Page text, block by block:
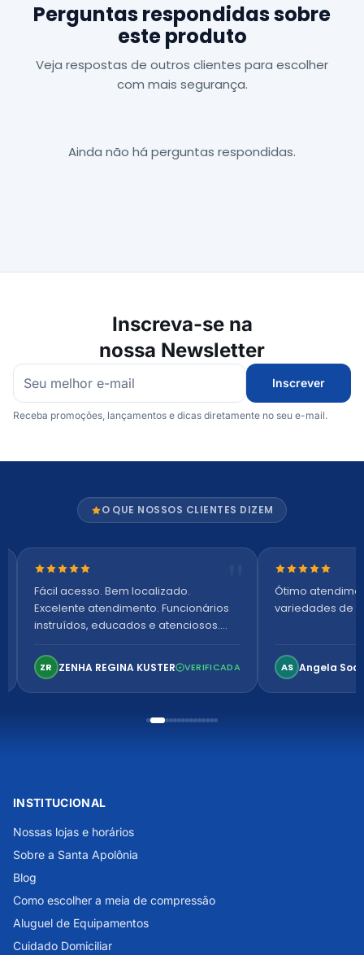
Perguntas respondidas sobre
este produto
Veja respostas de outros clientes para escolher
com mais segurança.
Ainda não há perguntas respondidas.
Inscreva-se na
nossa Newsletter
Inscrever
Receba promoções, lançamentos e dicas diretamente no seu e-mail.
O QUE NOSSOS CLIENTES DIZEM
Nota 5 de 5 estrelas
Fácil acesso. Bem localizado.
Excelente atendimento. Funcionários
instruídos, educados e atenciosos.
confortável. Perfeito!
ZR ZENHA REGINA KUSTER VERIFICADA
Nota 5 de 5
Ótimo
variedades de
AS Angela
INSTITUCIONAL
Nossas lojas e horários
Sobre a Santa Apolônia
Blog
Como escolher a meia de compressão
Aluguel de Equipamentos
Cuidado Domiciliar